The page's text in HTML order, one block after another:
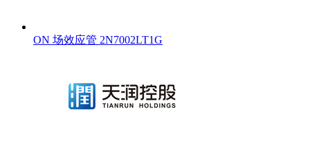
ON 场效应管 2N7002LT1G